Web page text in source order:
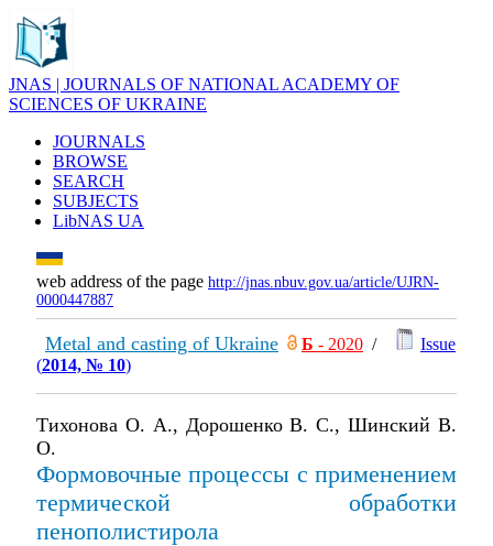
JNAS | JOURNALS OF NATIONAL ACADEMY OF
SCIENCES OF UKRAINE
JOURNALS
BROWSE
SEARCH
SUBJECTS
LibNAS UA
web address of the page http://jnas.nbuv.gov.ua/article/UJRN-
0000447887
Metal and casting of Ukraine Б - 2020 /
Issue
(2014, № 10)
Тихонова О. А., Дорошенко В. С., Шинский В.
О.
Формовочные процессы с применением
термической обработки
пенополистирола